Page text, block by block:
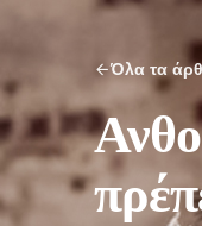
Όλα τα